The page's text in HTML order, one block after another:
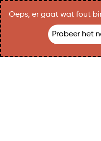
Oeps, er gaat wat fout
Probeer het